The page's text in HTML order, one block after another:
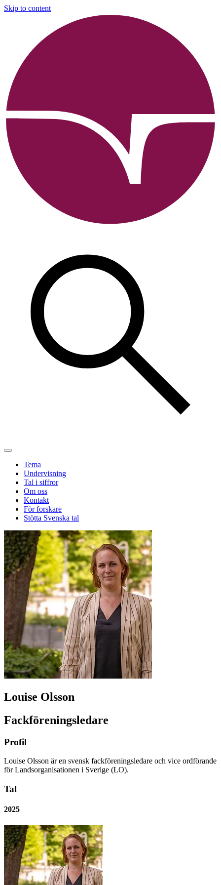
Skip to content
Tema
Undervisning
Tal i siffror
Om oss
Kontakt
För forskare
Stötta Svenska tal
Louise Olsson
Fackföreningsledare
Profil
Louise Olsson är en svensk fackföreningsledare och vice ordförande
för Landsorganisationen i Sverige (LO).
Tal
2025